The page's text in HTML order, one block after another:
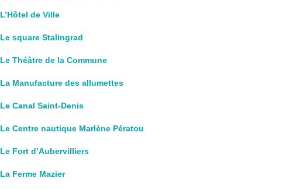
L’Hôtel de Ville
Le square Stalingrad
Le Théâtre de la Commune
La Manufacture des allumettes
Le Canal Saint-Denis
Le Centre nautique Marlène Pératou
Le Fort d’Aubervilliers
La Ferme Mazier